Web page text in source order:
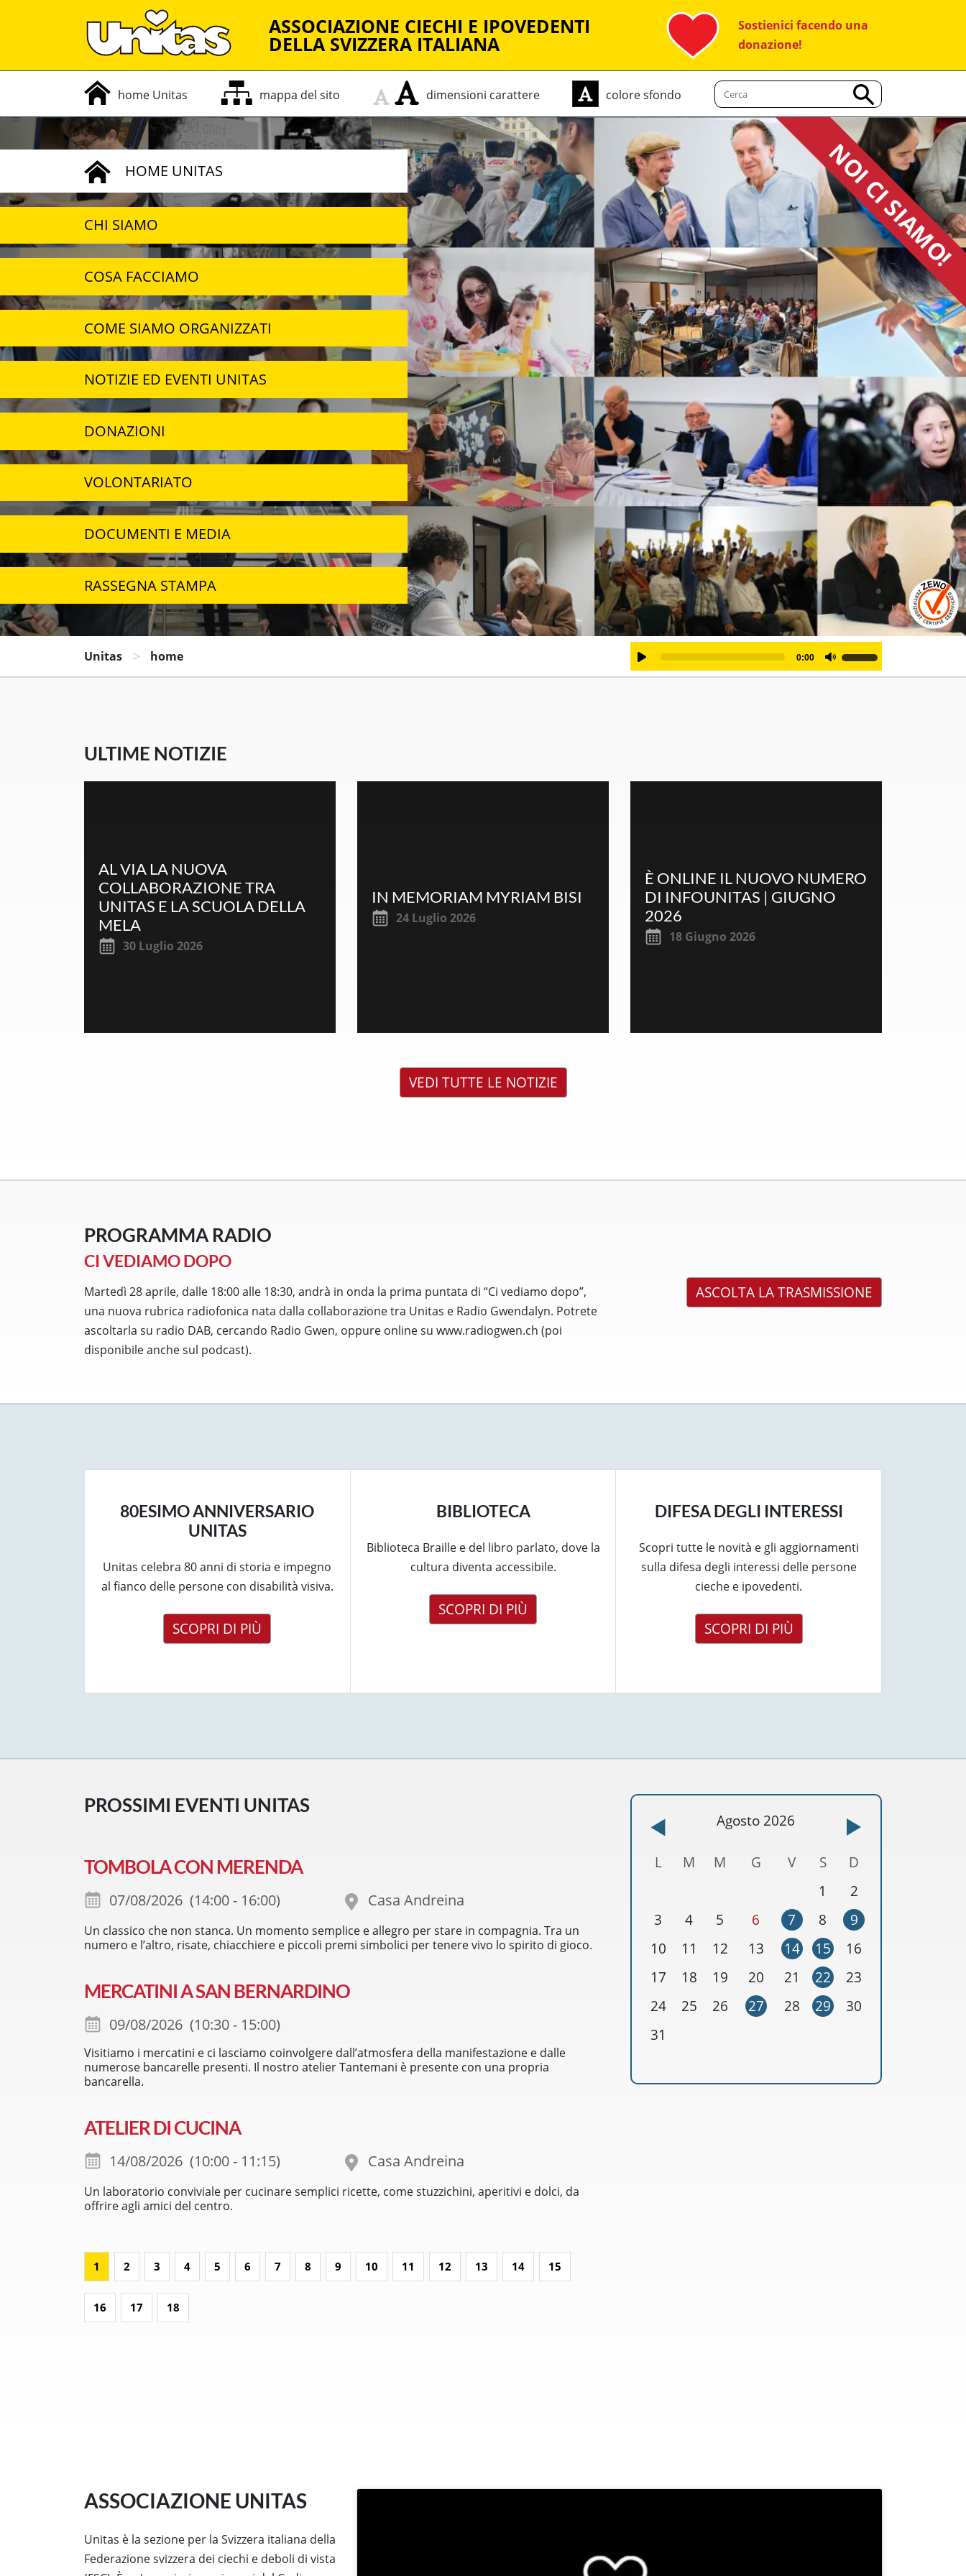
ASSOCIAZIONE CIECHI E IPOVEDENTI
DELLA SVIZZERA ITALIANA
Sostienici facendo una
donazione!
NOI CI SIAMO!
HOME UNITAS
CHI SIAMO
COSA FACCIAMO
COME SIAMO ORGANIZZATI
NOTIZIE ED EVENTI UNITAS
DONAZIONI
VOLONTARIATO
DOCUMENTI E MEDIA
RASSEGNA STAMPA
Unitas > home
Audio
Player
0:00
Usa
i
ULTIME NOTIZIE
AL VIA LA NUOVA
COLLABORAZIONE TRA
UNITAS E LA SCUOLA DELLA
MELA
30 Luglio 2026
IN MEMORIAM MYRIAM BISI
24 Luglio 2026
È ONLINE IL NUOVO NUMERO
DI INFOUNITAS | GIUGNO
2026
18 Giugno 2026
VEDI TUTTE LE NOTIZIE
PROGRAMMA RADIO
CI VEDIAMO DOPO
Martedì 28 aprile, dalle 18:00 alle 18:30, andrà in onda la prima puntata di “Ci vediamo dopo”,
una nuova rubrica radiofonica nata dalla collaborazione tra Unitas e Radio Gwendalyn. Potrete
ascoltarla su radio DAB, cercando Radio Gwen, oppure online su www.radiogwen.ch (poi
disponibile anche sul podcast).
ASCOLTA LA TRASMISSIONE
80ESIMO ANNIVERSARIO
UNITAS
Unitas celebra 80 anni di storia e impegno
al fianco delle persone con disabilità visiva.
SCOPRI DI PIÙ
BIBLIOTECA
Biblioteca Braille e del libro parlato, dove la
cultura diventa accessibile.
SCOPRI DI PIÙ
DIFESA DEGLI INTERESSI
Scopri tutte le novità e gli aggiornamenti
sulla difesa degli interessi delle persone
cieche e ipovedenti.
SCOPRI DI PIÙ
PROSSIMI EVENTI UNITAS
TOMBOLA CON MERENDA
07/08/2026 (14:00 - 16:00) Casa Andreina
Un classico che non stanca. Un momento semplice e allegro per stare in compagnia. Tra un
numero e l’altro, risate, chiacchiere e piccoli premi simbolici per tenere vivo lo spirito di gioco.
MERCATINI A SAN BERNARDINO
09/08/2026 (10:30 - 15:00)
Visitiamo i mercatini e ci lasciamo coinvolgere dall’atmosfera della manifestazione e dalle
numerose bancarelle presenti. Il nostro atelier Tantemani è presente con una propria
bancarella.
ATELIER DI CUCINA
14/08/2026 (10:00 - 11:15) Casa Andreina
Un laboratorio conviviale per cucinare semplici ricette, come stuzzichini, aperitivi e dolci, da
offrire agli amici del centro.
1 2 3 4 5 6 7 8 9 10 11 12 13 14 15
16 17 18
Agosto 2026
L M M G V S
D
1
2
3
4 5 6 7 8
9
10
11 12 13 14 15
16
17
18 19 20 21 22
23
24
25 26 27 28 29
30
31
ASSOCIAZIONE UNITAS
Unitas è la sezione per la Svizzera italiana della
Federazione svizzera dei ciechi e deboli di vista
home Unitas mappa del sito dimensioni carattere colore sfondo